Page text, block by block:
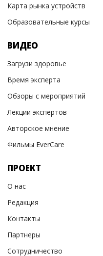
Карта рынка устройств
Образовательные курсы
ВИДЕО
Загрузи здоровье
Время эксперта
Обзоры с мероприятий
Лекции экспертов
Авторское мнение
Фильмы EverCare
ПРОЕКТ
О нас
Редакция
Контакты
Партнеры
Сотрудничество